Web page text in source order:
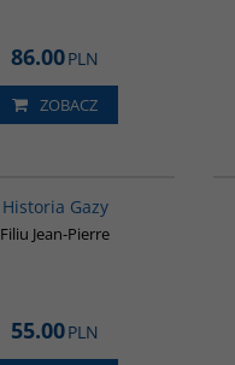
86.00PLN
ZOBACZ
Historia Gazy
Filiu Jean-Pierre
55.00PLN